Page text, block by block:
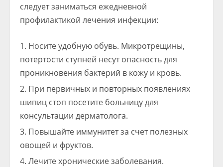
следует заниматься ежедневной
профилактикой лечения инфекции:
Носите удобную обувь. Микротрещины,
потертости ступней несут опасность для
проникновения бактерий в кожу и кровь.
При первичных и повторных появлениях
шипиц стоп посетите больницу для
консультации дерматолога.
Повышайте иммунитет за счет полезных
овощей и фруктов.
Лечите хронические заболевания.